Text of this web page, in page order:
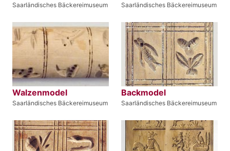
Saarländisches Bäckereimuseum Saarländisches Bäckereimuseum
Walzenmodel
Saarländisches Bäckereimuseum
Backmodel
Saarländisches Bäckereimuseum